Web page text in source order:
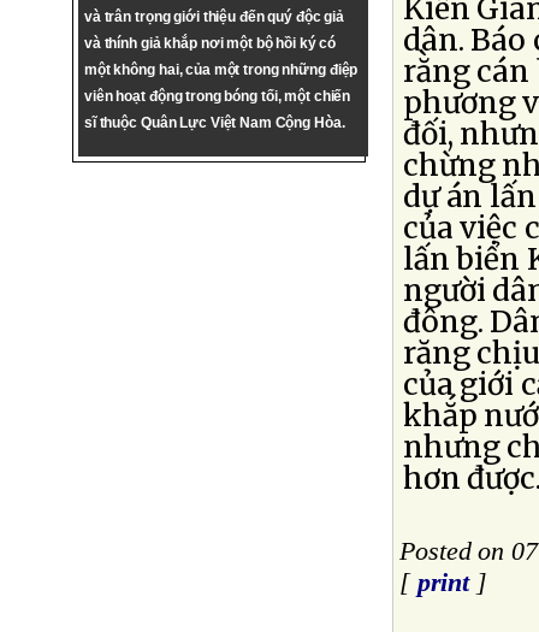
và trân trọng giới thiệu đến quý độc giả
và thính giả khắp nơi một bộ hồi ký có
một không hai, của một trong những điệp
viên hoạt động trong bóng tối, một chiến
sĩ thuộc Quân Lực Việt Nam Cộng Hòa.
Kiên
dân.
rằng cán
phương
đối,
chừng
dự án
của việc
lấn biển
người
đông.
răng
của giới
khắp
nhưng
hơn
Posted on
[ print]